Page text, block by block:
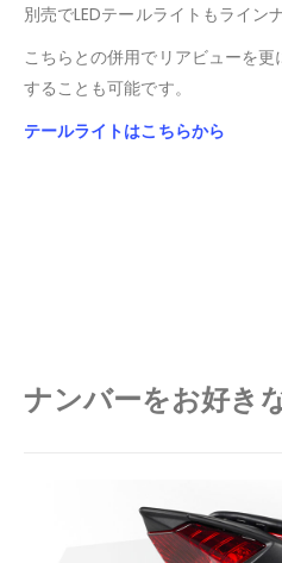
別売でLEDテールライトもライン
こちらとの併用でリアビューを
することも可能です。
テールライトはこちらから
ナンバーをお好き